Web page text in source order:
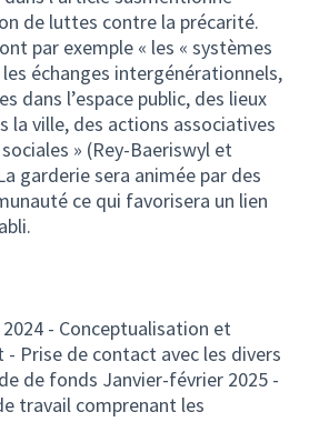
de luttes contre la précarité.
par exemple « les « systèmes
les échanges intergénérationnels,
dans l’espace public, des lieux
la ville, des actions associatives
» (Rey-Baeriswyl et
garderie sera animée par des
ce qui favorisera un lien
- Conceptualisation et
Prise de contact avec les divers
de fonds Janvier-février 2025 -
travail comprenant les